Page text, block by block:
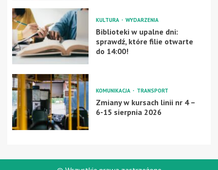
KULTURA WYDARZENIA
Biblioteki w upalne dni:
sprawdź, które filie otwarte
do 14:00!
KOMUNIKACJA TRANSPORT
Zmiany w kursach linii nr 4 –
6-15 sierpnia 2026